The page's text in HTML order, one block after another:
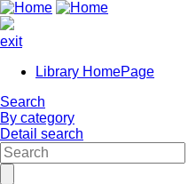
exit
Library HomePage
Search
By category
Detail search